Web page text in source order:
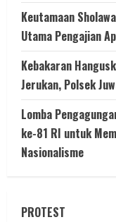
Keutamaan
Utama Pengajian
Kebakaran
Jerukan, Polsek
Lomba
ke-81 RI untuk
Nasionalisme
PROTEST